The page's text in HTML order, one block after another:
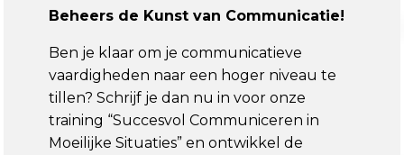
Beheers de Kunst van Communicatie!
Ben je klaar om je communicatieve
vaardigheden naar een hoger niveau te
tillen? Schrijf je dan nu in voor onze
training “Succesvol Communiceren in
Moeilijke Situaties” en ontwikkel de